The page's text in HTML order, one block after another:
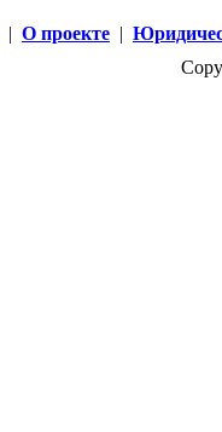
| О проекте |